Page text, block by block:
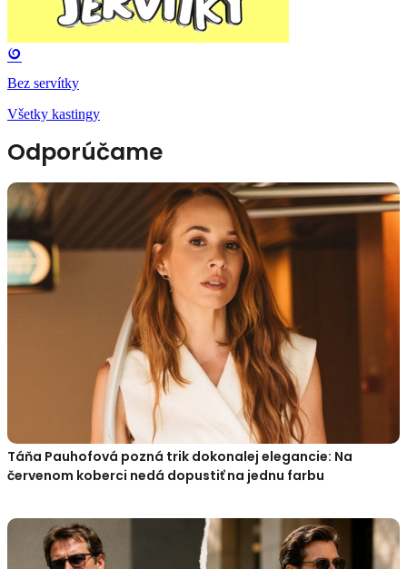
Bez servítky
Všetky kastingy
Odporúčame
Táňa Pauhofová pozná trik dokonalej elegancie: Na
červenom koberci nedá dopustiť na jednu farbu